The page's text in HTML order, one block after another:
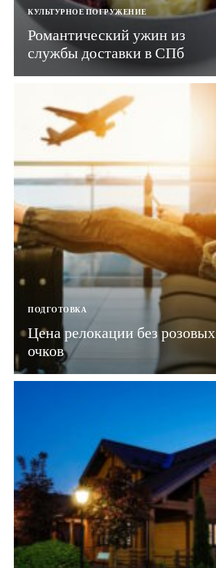
КУЛЬТУРНОЕ ПОГРУЖЕНИЕ
Романтический ужин из
службы доставки в СПб
ПОДГОТОВКА
Цена релокации без розовых
очков